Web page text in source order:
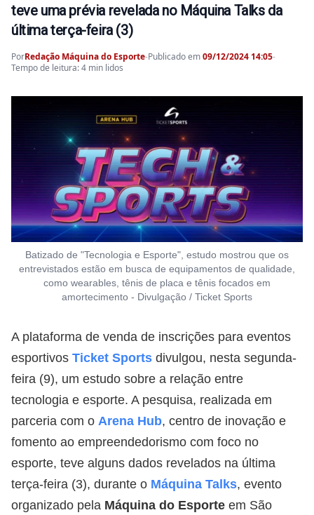
teve uma prévia revelada no Máquina Talks da
última terça-feira (3)
PorRedação Máquina do Esporte-Publicado em09/12/2024 14:05-
Tempo de leitura: 4 min lidos
Batizado de "Tecnologia e Esporte", estudo mostrou que os
entrevistados estão em busca de equipamentos de qualidade,
como wearables, tênis de placa e tênis focados em
amortecimento - Divulgação / Ticket Sports
A plataforma de venda de inscrições para eventos
esportivos Ticket Sports divulgou, nesta segunda-
feira (9), um estudo sobre a relação entre
tecnologia e esporte. A pesquisa, realizada em
parceria com o Arena Hub, centro de inovação e
fomento ao empreendedorismo com foco no
esporte, teve alguns dados revelados na última
terça-feira (3), durante o Máquina Talks, evento
organizado pela Máquina do Esporte em São